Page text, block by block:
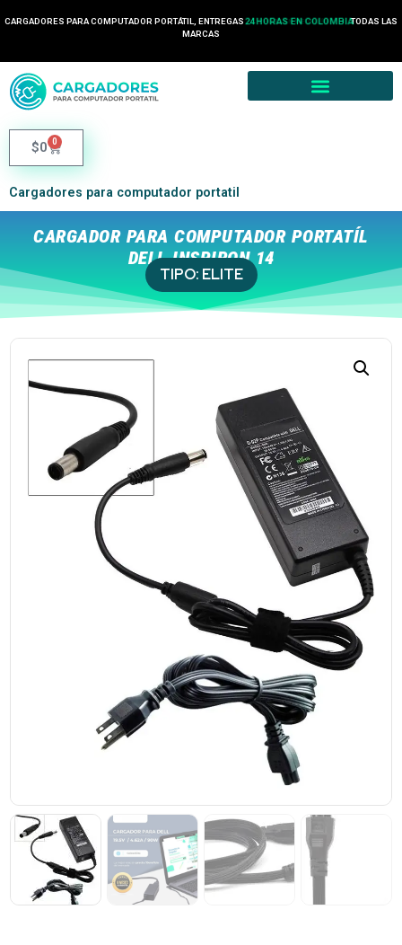
CARGADORES PARA COMPUTADOR PORTÁTIL, ENTREGAS 24 HORAS EN COLOMBIATODAS LAS
MARCAS
$0 0
Cargadores para computador portatil
CARGADOR PARA COMPUTADOR PORTATÍL
DELL INSPIRON 14
TIPO: ELITE